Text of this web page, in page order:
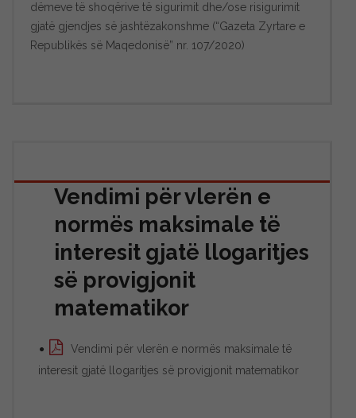
dëmeve të shoqërive të sigurimit dhe/ose risigurimit
gjatë gjendjes së jashtëzakonshme (“Gazeta Zyrtare e
Republikës së Maqedonisë” nr. 107/2020)
Vendimi për vlerën e
normës maksimale të
interesit gjatë llogaritjes
së provigjonit
matematikor
Vendimi për vlerën e normës maksimale të
interesit gjatë llogaritjes së provigjonit matematikor